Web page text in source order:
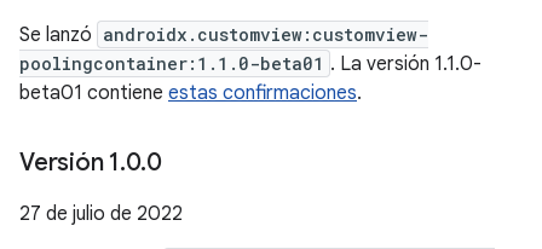
Se lanzó androidx.customview:customview-
poolingcontainer:1.1.0-beta01 . La versión 1.1.0-
beta01 contiene estas confirmaciones.
Versión 1.0.0
27 de julio de 2022